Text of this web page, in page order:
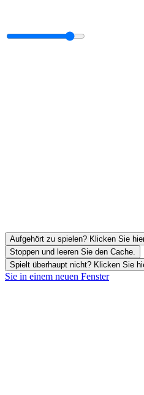
Aufgehört zu spielen? Klicken Sie
Stoppen und leeren Sie den Cache.
Spielt überhaupt nicht? Klicken Sie
Sie in einem neuen Fenster